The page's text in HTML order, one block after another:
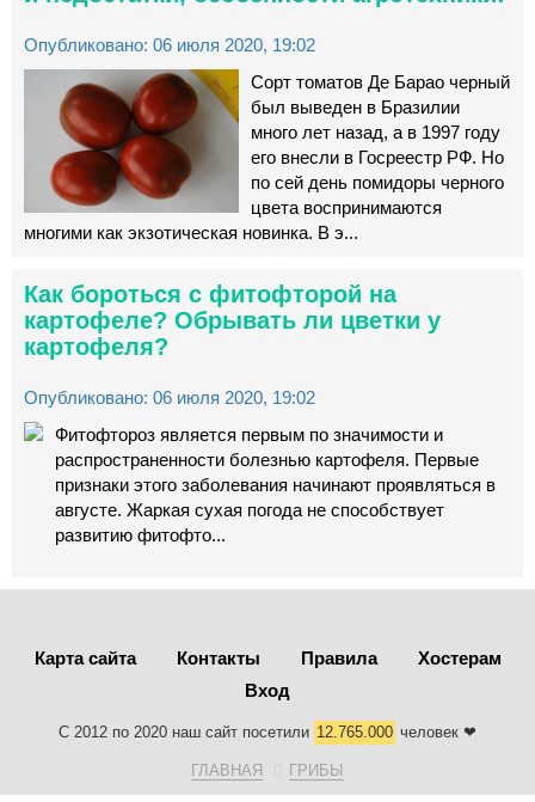
Опубликовано: 06 июля 2020, 19:02
Сорт томатов Де Барао черный
был выведен в Бразилии
много лет назад, а в 1997 году
его внесли в Госреестр РФ. Но
по сей день помидоры черного
цвета воспринимаются
многими как экзотическая новинка. В э...
Как бороться с фитофторой на
картофеле? Обрывать ли цветки у
картофеля?
Опубликовано: 06 июля 2020, 19:02
Фитофтороз является первым по значимости и
распространенности болезнью картофеля. Первые
признаки этого заболевания начинают проявляться в
августе. Жаркая сухая погода не способствует
развитию фитофто...
Карта сайта Контакты Правила
Хостерам
Вход
С 2012 по 2020 наш сайт посетили 12.765.000 человек ❤
ГЛАВНАЯ ГРИБЫ